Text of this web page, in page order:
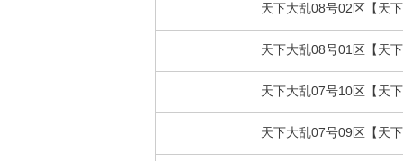
天下大乱08号02区【天
天下大乱08号01区【天
天下大乱07号10区【天
天下大乱07号09区【天